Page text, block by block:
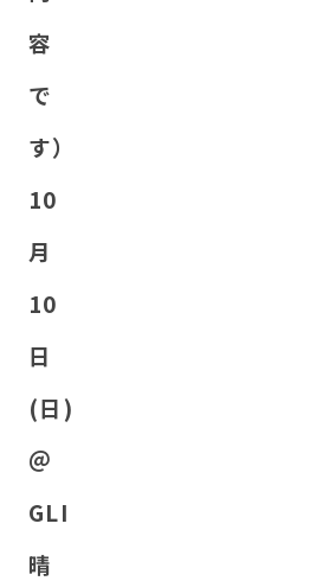
容
で
す）
10
⽉
10
⽇
(日)
＠
GLI
晴